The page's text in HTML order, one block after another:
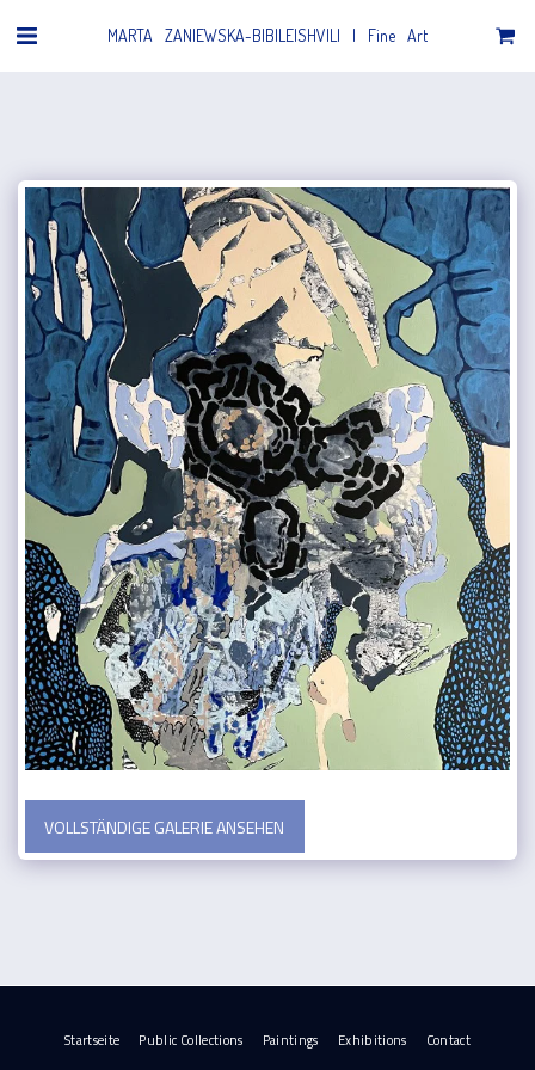
MARTA ZANIEWSKA-BIBILEISHVILI | Fine Art
VOLLSTÄNDIGE GALERIE ANSEHEN
Startseite Public Collections Paintings Exhibitions
Contact